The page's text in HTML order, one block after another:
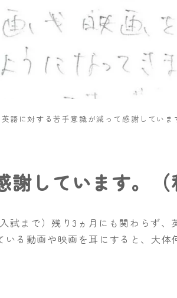
英語に対する苦手意識が減って感謝していま
しています。（
試まで）残り3ヵ月にも関わらず
る動画や映画を耳にすると、大